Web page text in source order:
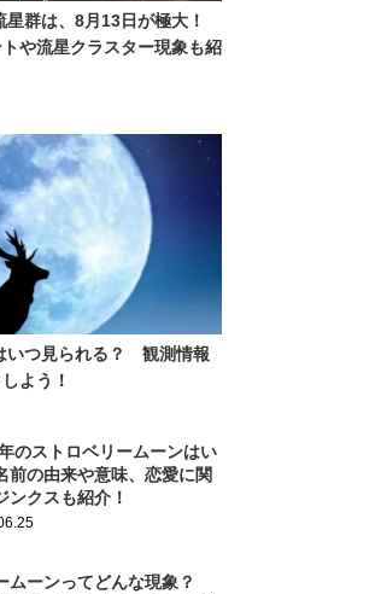
星群は、8月13日が極大！
や流星クラスター現象も紹
いつ見られる？ 観測情報
よう！
のストロベリームーンはい
前の由来や意味、恋愛に関
ンクスも紹介！
ムーンってどんな現象？